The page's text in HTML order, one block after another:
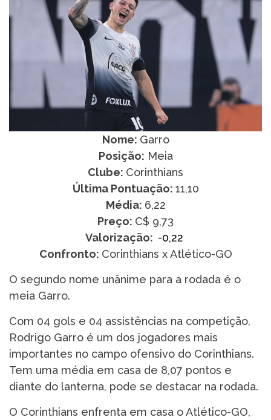
Nome: Garro
Posição: Meia
Clube: Corinthians
Última Pontuação: 11,10
Média: 6,22
Preço: C$ 9,73
Valorização: -0,22
Confronto: Corinthians x Atlético-GO
O segundo nome unânime para a rodada é o
meia Garro.
Com 04 gols e 04 assistências na competição,
Rodrigo Garro é um dos jogadores mais
importantes no campo ofensivo do Corinthians.
Tem uma média em casa de 8,07 pontos e
diante do lanterna, pode se destacar na rodada.
O Corinthians enfrenta em casa o Atlético-GO,